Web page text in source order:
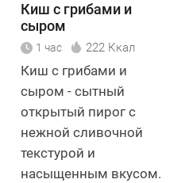
Киш с грибами и
сыром
1 час 222 Ккал
Киш с грибами и
сыром - сытный
открытый пирог с
нежной сливочной
текстурой и
насыщенным вкусом.